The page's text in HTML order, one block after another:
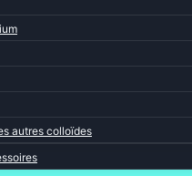
autres colloïdes